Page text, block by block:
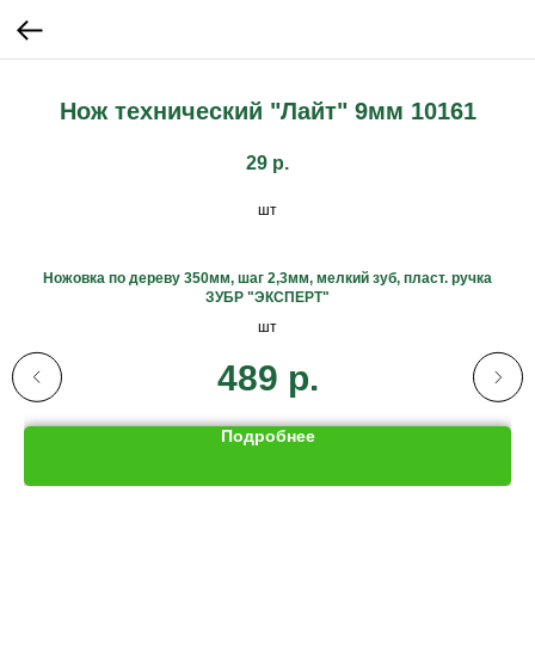
Нож технический "Лайт" 9мм 10161
29 р.
шт
Ножовка по дереву 350мм, шаг 2,3мм, мелкий зуб, пласт. ручка
ЗУБР "ЭКСПЕРТ"
шт
489 р.
Подробнее